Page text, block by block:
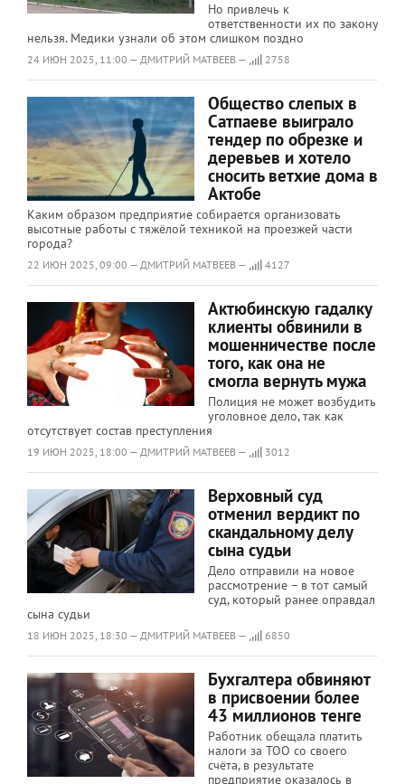
Но привлечь к
ответственности их по закону
нельзя. Медики узнали об этом слишком поздно
24 ИЮН 2025, 11:00 — ДМИТРИЙ МАТВЕЕВ — 2758
Общество слепых в
Сатпаеве выиграло
тендер по обрезке и
деревьев и хотело
сносить ветхие дома в
Актобе
Каким образом предприятие собирается организовать
высотные работы с тяжёлой техникой на проезжей части
города?
22 ИЮН 2025, 09:00 — ДМИТРИЙ МАТВЕЕВ — 4127
Актюбинскую гадалку
клиенты обвинили в
мошенничестве после
того, как она не
смогла вернуть мужа
Полиция не может возбудить
уголовное дело, так как
отсутствует состав преступления
19 ИЮН 2025, 18:00 — ДМИТРИЙ МАТВЕЕВ — 3012
Верховный суд
отменил вердикт по
скандальному делу
сына судьи
Дело отправили на новое
рассмотрение – в тот самый
суд, который ранее оправдал
сына судьи
18 ИЮН 2025, 18:30 — ДМИТРИЙ МАТВЕЕВ — 6850
Бухгалтера обвиняют
в присвоении более
43 миллионов тенге
Работник обещала платить
налоги за ТОО со своего
счёта, в результате
предприятие оказалось в